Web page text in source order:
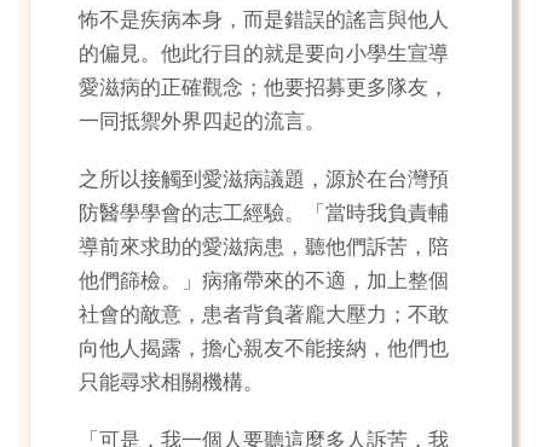
怖不是疾病本身，而是錯誤的謠言與他人
的偏見。他此行目的就是要向小學生宣導
愛滋病的正確觀念；他要招募更多隊友，
一同抵禦外界四起的流言。
之所以接觸到愛滋病議題，源於在台灣預
防醫學學會的志工經驗。「當時我負責輔
導前來求助的愛滋病患，聽他們訴苦，陪
他們篩檢。」病痛帶來的不適，加上整個
社會的敵意，患者背負著龐大壓力；不敢
向他人揭露，擔心親友不能接納，他們也
只能尋求相關機構。
「可是，我一個人要聽這麼多人訴苦，我